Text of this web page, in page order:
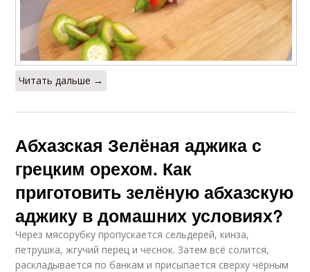
Читать дальше →
Абхазская Зелёная аджика с
грецким орехом. Как
приготовить зелёную абхазскую
аджику в домашних условиях?
Через мясорубку пропускается сельдерей, кинза,
петрушка, жгучий перец и чеснок. Затем всё солится,
раскладывается по банкам и присыпается сверху чёрным